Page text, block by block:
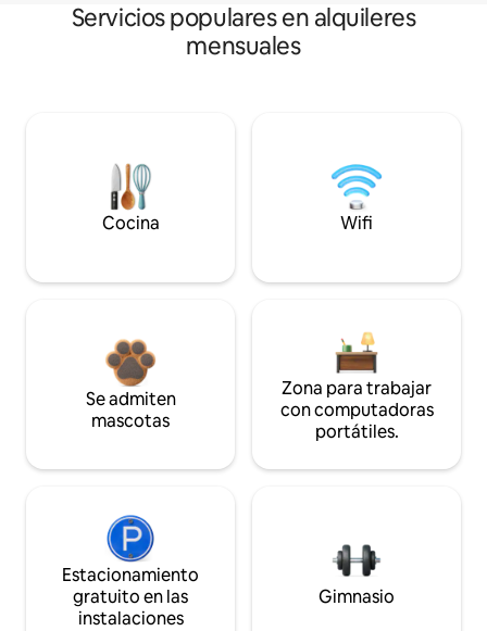
Servicios populares en alquileres
mensuales
Cocina Wifi
Se admiten
mascotas
Zona para trabajar
con computadoras
portátiles.
Estacionamiento
gratuito en las
instalaciones
Gimnasio